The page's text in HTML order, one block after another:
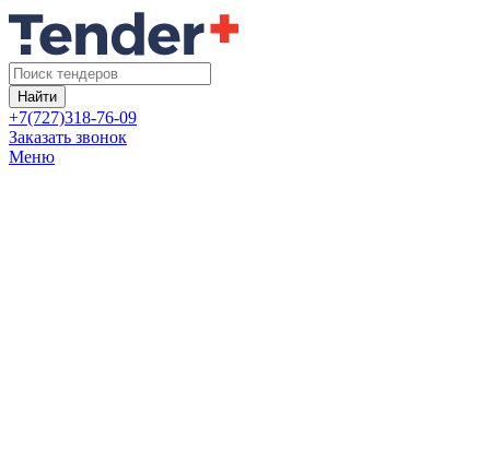
Найти
+7(727)318-76-09
Заказать звонок
Меню